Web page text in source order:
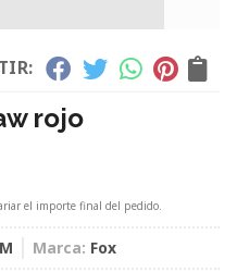
rojo
el importe final del pedido.
Marca: Fox